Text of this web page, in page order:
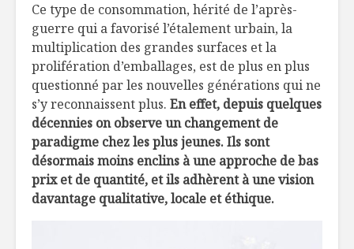
Ce type de consommation, hérité de l’après-
guerre qui a favorisé l’étalement urbain, la
multiplication des grandes surfaces et la
prolifération d’emballages, est de plus en plus
questionné par les nouvelles générations qui ne
s’y reconnaissent plus. En effet, depuis quelques
décennies on observe un changement de
paradigme chez les plus jeunes.Ils sont
désormais moins enclins à une approche de bas
prix et de quantité, et ils adhèrent à une vision
davantage qualitative, locale et éthique.